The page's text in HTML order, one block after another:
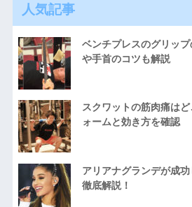
人気記事
ベンチプレスのグリッ
や手首のコツも解説
スクワットの筋肉痛は
ォームと効き方を確認
アリアナグランデが成
徹底解説！